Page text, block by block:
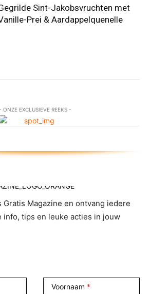
Sint-Jakobsvruchten met
Prei & Aardappelquenelle
ONZE EXCLUSIEVE REEKS -
Magazine en ontvang iedere
info, tips en leuke acties in jouw
Voornaam